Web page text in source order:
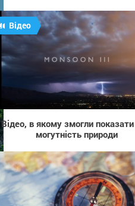
Відео
Відео, в якому змогли
могутність природи